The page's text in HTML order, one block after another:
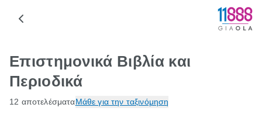
Επιστημονικά Βιβλία και
Περιοδικά
12 αποτελέσματαΜάθε για την ταξινόμηση